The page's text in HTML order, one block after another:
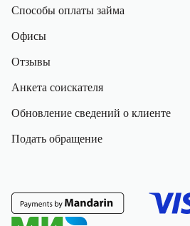
Способы оплаты займа
Офисы
Отзывы
Анкета соискателя
Обновление сведений о клиенте
Подать обращение